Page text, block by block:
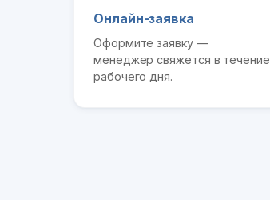
Онлайн-заявка
Оформите заявку —
менеджер свяжется в течение
рабочего дня.